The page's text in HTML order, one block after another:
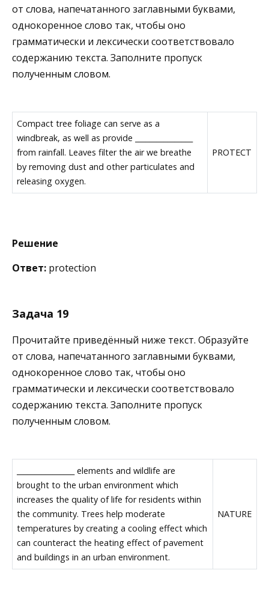
от слова, напечатанного заглавными буквами,
однокоренное слово так, чтобы оно
грамматически и лексически соответствовало
содержанию текста. Заполните пропуск
полученным словом.
Compact tree foliage can serve as a
windbreak, as well as provide ________________
from rainfall. Leaves filter the air we breathe
by removing dust and other particulates and
releasing oxygen.
PROTECT
Решение
Ответ: protection
Задача 19
Прочитайте приведённый ниже текст. Образуйте
от слова, напечатанного заглавными буквами,
однокоренное слово так, чтобы оно
грамматически и лексически соответствовало
содержанию текста. Заполните пропуск
полученным словом.
________________ elements and wildlife are
brought to the urban environment which
increases the quality of life for residents within
the community. Trees help moderate
temperatures by creating a cooling effect which
can counteract the heating effect of pavement
and buildings in an urban environment.
NATURE